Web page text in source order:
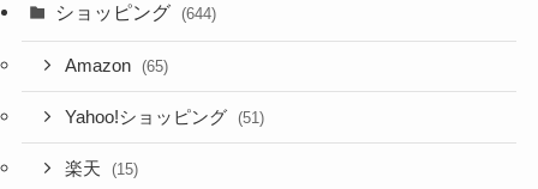
ショッピング (644)
Amazon (65)
Yahoo!ショッピング (51)
楽天 (15)